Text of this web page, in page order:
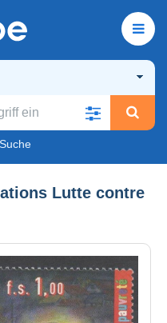
Lutte contre